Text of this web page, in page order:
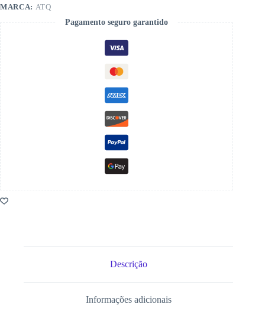
MARCA: ATQ
Pagamento seguro garantido
Descrição
Informações adicionais